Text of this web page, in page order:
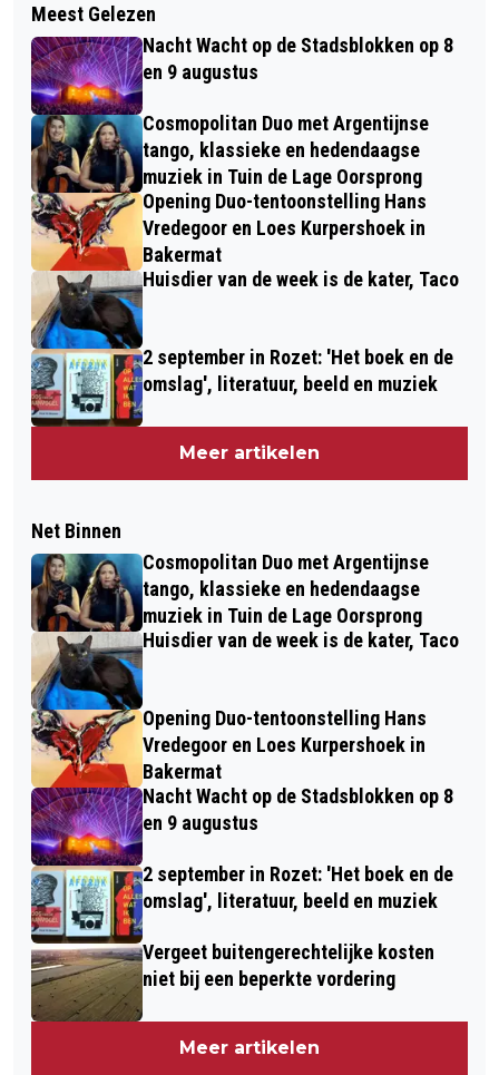
Meest Gelezen
Nacht Wacht op de Stadsblokken op 8
en 9 augustus
Cosmopolitan Duo met Argentijnse
tango, klassieke en hedendaagse
muziek in Tuin de Lage Oorsprong
Opening Duo-tentoonstelling Hans
Vredegoor en Loes Kurpershoek in
Bakermat
Huisdier van de week is de kater, Taco
2 september in Rozet: 'Het boek en de
omslag', literatuur, beeld en muziek
Meer artikelen
Net Binnen
Cosmopolitan Duo met Argentijnse
tango, klassieke en hedendaagse
muziek in Tuin de Lage Oorsprong
Huisdier van de week is de kater, Taco
Opening Duo-tentoonstelling Hans
Vredegoor en Loes Kurpershoek in
Bakermat
Nacht Wacht op de Stadsblokken op 8
en 9 augustus
2 september in Rozet: 'Het boek en de
omslag', literatuur, beeld en muziek
Vergeet buitengerechtelijke kosten
niet bij een beperkte vordering
Meer artikelen